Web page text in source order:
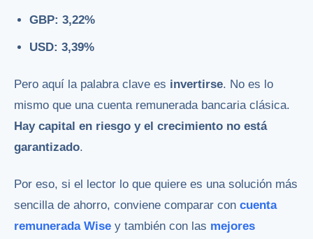
GBP: 3,22%
USD: 3,39%
Pero aquí la palabra clave es invertirse. No es lo
mismo que una cuenta remunerada bancaria clásica.
Hay capital en riesgo y el crecimiento no está
garantizado.
Por eso, si el lector lo que quiere es una solución más
sencilla de ahorro, conviene comparar con cuenta
remunerada Wise y también con las mejores